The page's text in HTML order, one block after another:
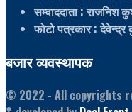
सम्वाददाता: राजनिश
फोटो पत्रकार: देवेन्द्र
बजार व्यवस्थापक
© 2022 - All copyrights